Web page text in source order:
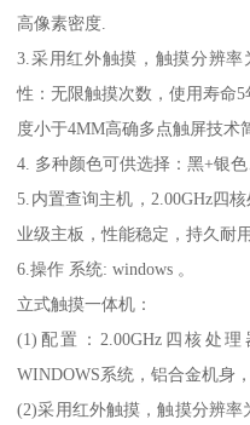
高像素密度.
3.采用红外触摸，触摸分辨率
性：无限触摸次数，使用寿命
度小于4MM高确多点触屏技术
4. 多种颜色可供选择：黑+银色
5.内置查询主机，2.00GHz四
业级主板，性能稳定，持久耐用
6.操作 系统: windows 。
立式触摸一体机：
(1)配置：2.00GHz四核处
WINDOWS系统，铝合金机身
(2)采用红外触摸，触摸分辨率